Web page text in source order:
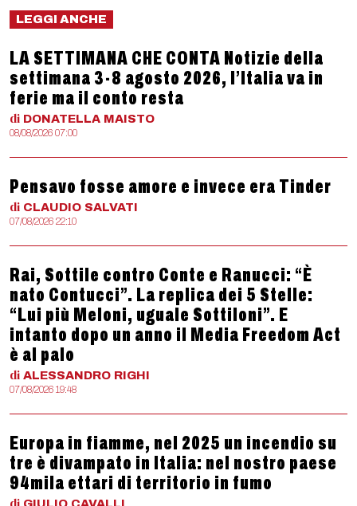
LEGGI ANCHE
LA SETTIMANA CHE CONTA Notizie della
settimana 3-8 agosto 2026, l’Italia va in
ferie ma il conto resta
di DONATELLA MAISTO
08/08/2026 07:00
Pensavo fosse amore e invece era Tinder
di CLAUDIO SALVATI
07/08/2026 22:10
Rai, Sottile contro Conte e Ranucci: “È
nato Contucci”. La replica dei 5 Stelle:
“Lui più Meloni, uguale Sottiloni”. E
intanto dopo un anno il Media Freedom Act
è al palo
di ALESSANDRO RIGHI
07/08/2026 19:48
Europa in fiamme, nel 2025 un incendio su
tre è divampato in Italia: nel nostro paese
94mila ettari di territorio in fumo
GIULIO CAVALLI